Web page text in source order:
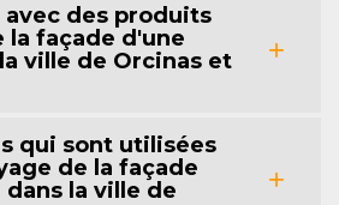
des produits
la façade d'une
ville de Orcinas et
qui sont utilisées
de la façade
la ville de